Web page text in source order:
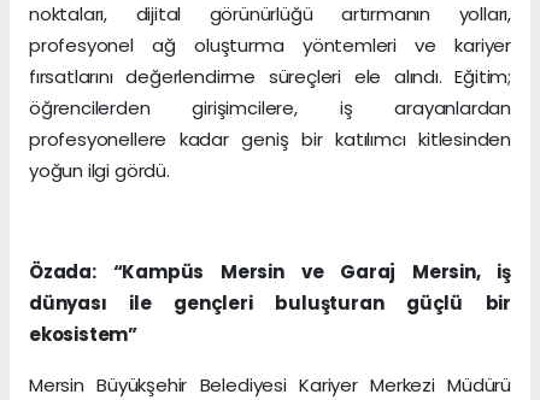
noktaları, dijital görünürlüğü artırmanın yolları,
profesyonel ağ oluşturma yöntemleri ve kariyer
fırsatlarını değerlendirme süreçleri ele alındı. Eğitim;
öğrencilerden girişimcilere, iş arayanlardan
profesyonellere kadar geniş bir katılımcı kitlesinden
yoğun ilgi gördü.
Özada: “Kampüs Mersin ve Garaj Mersin, iş
dünyası ile gençleri buluşturan güçlü bir
ekosistem”
Mersin Büyükşehir Belediyesi Kariyer Merkezi Müdürü